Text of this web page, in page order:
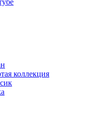
коллекция